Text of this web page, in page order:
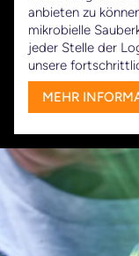
anbieten zu
mikrobielle
jeder Stelle der
unsere
MEHR